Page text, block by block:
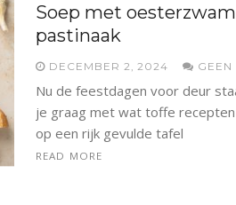
Soep met
pastinaak
DECEMBER 2, 2024 GEEN
Nu de feestdagen voor deur
je graag met wat toffe
op een rijk gevulde tafel
READ MORE